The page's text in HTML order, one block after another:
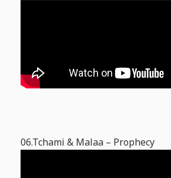
06.Tchami & Malaa – Prophecy